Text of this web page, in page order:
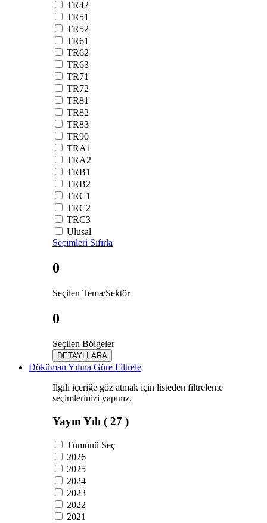
TR42
TR51
TR52
TR61
TR62
TR63
TR71
TR72
TR81
TR82
TR83
TR90
TRA1
TRA2
TRB1
TRB2
TRC1
TRC2
TRC3
Ulusal
Seçimleri Sıfırla
0
Seçilen Tema/Sektör
0
Seçilen Bölgeler
DETAYLI ARA
Döküman Yılına Göre Filtrele
İlgili içeriğe göz atmak için listeden filtreleme
seçimlerinizi yapınız.
Yayın Yılı ( 27 )
Tümünü Seç
2026
2025
2024
2023
2022
2021